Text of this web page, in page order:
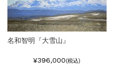
名和智明『大雪山』
¥396,000(税込)